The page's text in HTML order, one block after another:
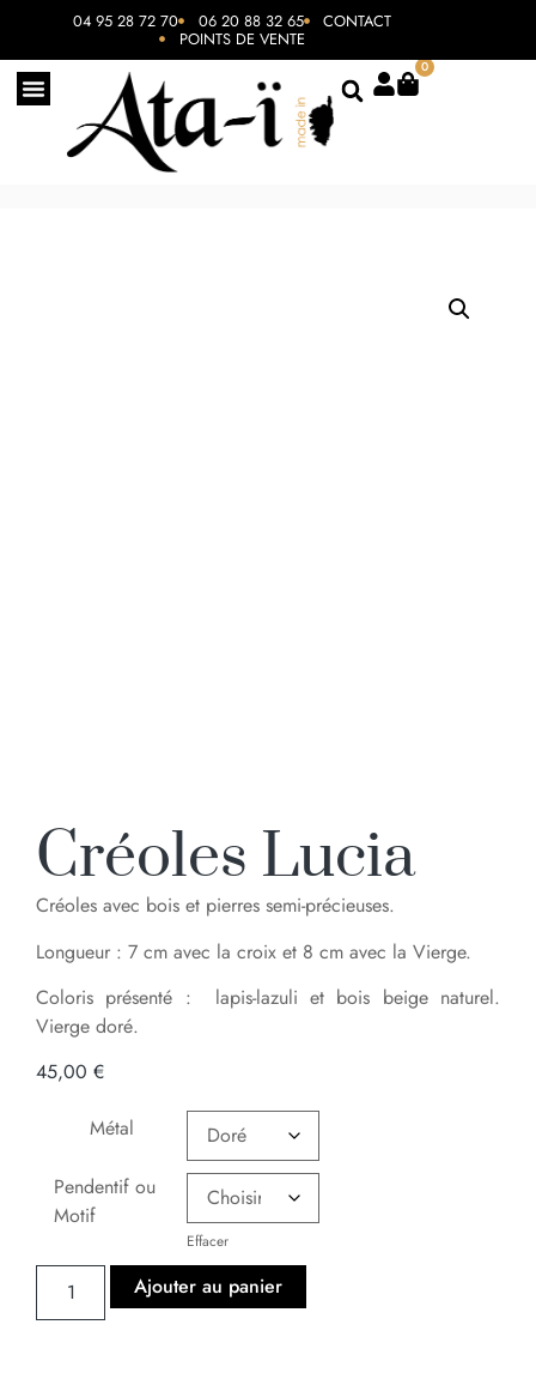
04 95 28 72 70 06 20 88 32 65 CONTACT
POINTS DE VENTE
0
Créoles Lucia
Créoles avec bois et pierres semi-précieuses.
Longueur : 7 cm avec la croix et 8 cm avec la Vierge.
Coloris présenté :
lapis-lazuli et bois beige naturel.
Vierge doré.
45,00 €
Métal
Pendentif ou
Motif
Effacer
Ajouter au panier